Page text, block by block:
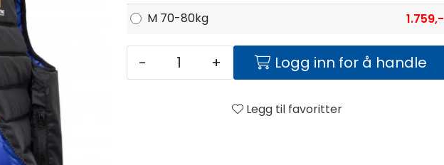
M 70-80kg
1.759,-
- + Logg inn for å handle
Legg til favoritter